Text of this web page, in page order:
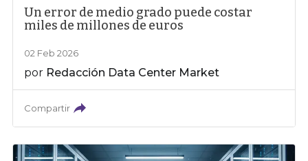
Un error de medio grado puede costar
miles de millones de euros
02 Feb 2026
por Redacción Data Center Market
Compartir